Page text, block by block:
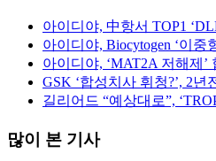
아이디야, 中항서 TOP1
아이디야, Biocytogen ‘이중
아이디야, ‘MAT2A 저해제’
GSK ‘합성치사 휘청?’, 2년
길리어드 “예상대로”,
많이 본 기사